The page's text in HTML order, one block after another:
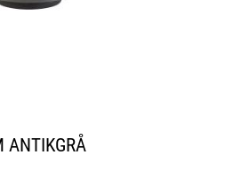
ANTIKGRÅ